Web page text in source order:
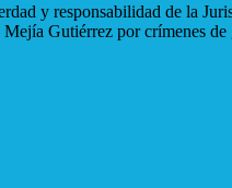
y responsabilidad de la
Gutiérrez por crímenes